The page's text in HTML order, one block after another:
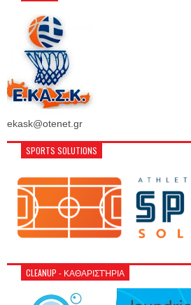
ekask@otenet.gr
SPORTS SOLUTIONS
CLEANUP - ΚΑΘΑΡΙΣΤΉΡΙΑ